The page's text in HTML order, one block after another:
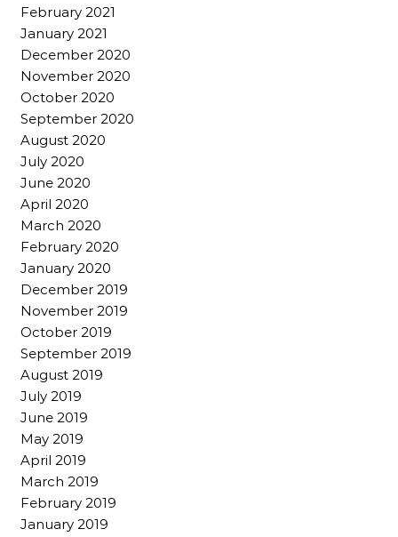
February 2021
January 2021
December 2020
November 2020
October 2020
September 2020
August 2020
July 2020
June 2020
April 2020
March 2020
February 2020
January 2020
December 2019
November 2019
October 2019
September 2019
August 2019
July 2019
June 2019
May 2019
April 2019
March 2019
February 2019
January 2019